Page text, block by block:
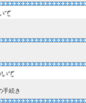
て
て
手続き